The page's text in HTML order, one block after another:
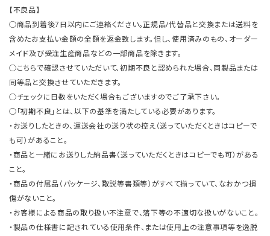
【不良品】
○商品到着後7日以内にご連絡ください。正規品/代替品と交換または送料を
含めたお支払い金額の全額を返金致します。但し、使用済みのもの、オーダー
メイド及び受注生産商品などの一部商品を除きます。
○こちらで確認させていただいて、初期不良と認められた場合、同製品または
同等品と交換させていただきます。
○チェックに日数をいただく場合もございますのでご了承下さい。
○「初期不良」とは、以下の基準を満たしている必要があります。
・お送りしたときの、運送会社の送り状の控え（送っていただくときはコピーで
も可）があること。
・商品と一緒にお送りした納品書（送っていただくときはコピーでも可）がある
こと。
・商品の付属品（パッケージ、取説等書類等）がすべて揃っていて、なおかつ損
傷がないこと。
・お客様による商品の取り扱い不注意で、落下等の不適切な扱いがないこと。
・製品の仕様書に記されている使用条件、または使用上の注意事項等を逸脱